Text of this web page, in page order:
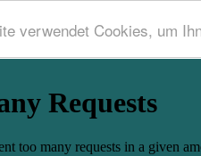
verwendet Cookies, um